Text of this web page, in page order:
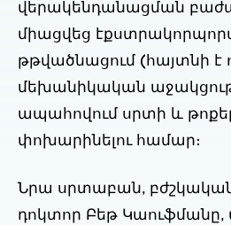
վերակենդանացման
միացվեց
թթվածնացում (հայտնի է
մեխանիկական
ապահովում սրտի և
փոխարինելու համար։
Նրա սրտաբան, բժշկական
դոկտոր Բեթ Կաուֆմանը,